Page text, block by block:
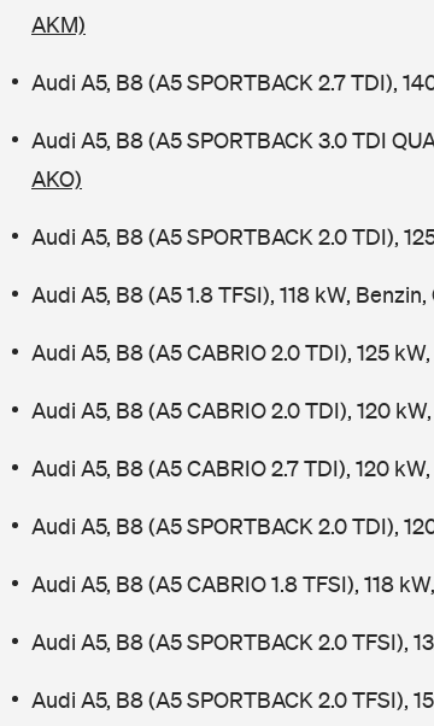
AKM)
Audi A5, B8 (A5 SPORTBACK 2.7 TDI),
Audi A5, B8 (A5 SPORTBACK 3.0 TDI
AKO)
Audi A5, B8 (A5 SPORTBACK 2.0 TDI),
Audi A5, B8 (A5 1.8 TFSI), 118 kW,
Audi A5, B8 (A5 CABRIO 2.0 TDI), 125
Audi A5, B8 (A5 CABRIO 2.0 TDI), 120
Audi A5, B8 (A5 CABRIO 2.7 TDI), 120
Audi A5, B8 (A5 SPORTBACK 2.0 TDI),
Audi A5, B8 (A5 CABRIO 1.8 TFSI), 118
Audi A5, B8 (A5 SPORTBACK 2.0 TFSI),
Audi A5, B8 (A5 SPORTBACK 2.0 TFSI),